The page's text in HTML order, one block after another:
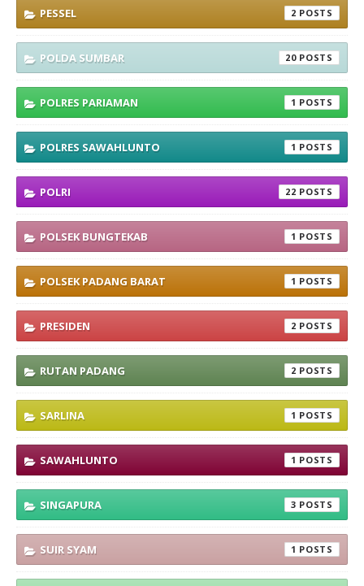
PESSEL 2
POLDA SUMBAR 20
POLRES PARIAMAN 1
POLRES SAWAHLUNTO 1
POLRI 22
POLSEK BUNGTEKAB 1
POLSEK PADANG BARAT 1
PRESIDEN 2
RUTAN PADANG 2
SARLINA 1
SAWAHLUNTO 1
SINGAPURA 3
SUIR SYAM 1